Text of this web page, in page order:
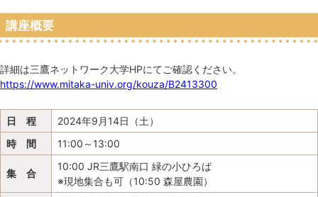
講座概要
詳細は三鷹ネットワーク大学HPにてご確認ください。
https://www.mitaka-univ.org/kouza/B2413300
日 程
2024年9月14日（土）
時 間
11:00～13:00
集 合
10:00 JR三鷹駅南口 緑の小ひろば
※現地集合も可（10:50 森屋農園）